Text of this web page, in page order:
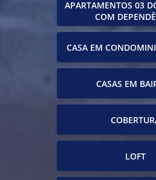
APARTAMENTOS 03
COM
CASA EM
CASAS EM
LOFT